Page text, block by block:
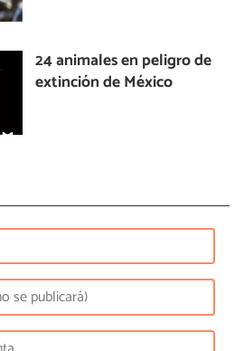
24 animales en peligro de
extinción de México